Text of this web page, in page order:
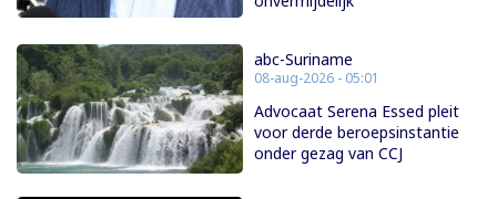
abc-Suriname
08-aug-2026 - 05:01
Advocaat Serena Essed pleit
voor derde beroepsinstantie
onder gezag van CCJ